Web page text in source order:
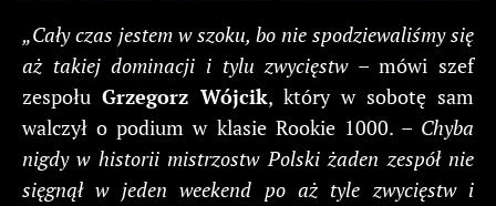
„Cały czas jestem w szoku, bo nie spodziewaliśmy się
aż takiej dominacji i tylu zwycięstw– mówi szef
zespołu Grzegorz Wójcik, który w sobotę sam
walczył o podium w klasie Rookie 1000. – Chyba
nigdy w historii mistrzostw Polski żaden zespół nie
sięgnął w jeden weekend po aż tyle zwycięstw i